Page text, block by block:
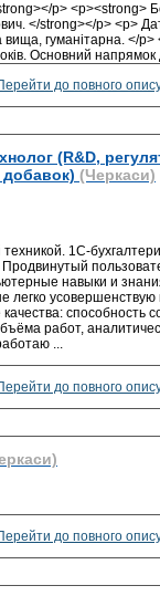
p> <p><strong>
</strong></p> <p>
гуманітарна. </p>
Основний напрямок
до повного
(R&D,
добавок) (Черкаси)
1С-
навыки и
легко
способность
работ,
...
до повного
до повного